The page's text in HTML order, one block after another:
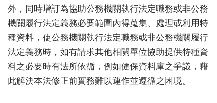
外，同時增訂為協助公務機關執行法定職務或非公務
機關履行法定義務必要範圍內得蒐集、處理或利用特
種資料，使公務機關執行法定職務或非公務機關履行
法定義務時，如有請求其他相關單位協助提供特種資
料之必要時有法所依循，例如健保資料庫之爭議，藉
此解決本法修正前實務難以運作並遵循之困境。